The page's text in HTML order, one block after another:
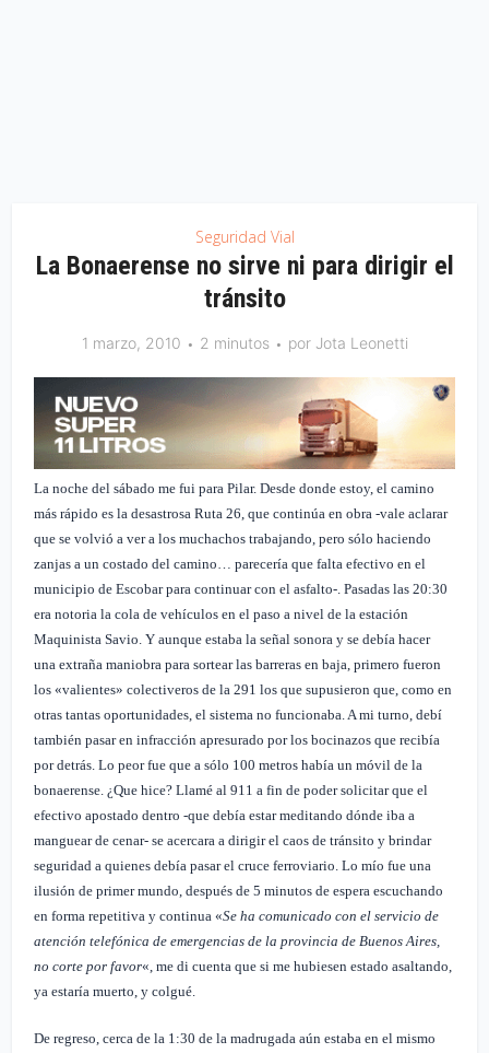
Seguridad Vial
La Bonaerense no sirve ni para dirigir el
tránsito
1 marzo, 2010 2 minutos por Jota Leonetti
La noche del sábado me fui para Pilar. Desde donde estoy, el camino
más rápido es la desastrosa Ruta 26, que continúa en obra -vale aclarar
que se volvió a ver a los muchachos trabajando, pero sólo haciendo
zanjas a un costado del camino… parecería que falta efectivo en el
municipio de Escobar para continuar con el asfalto-. Pasadas las 20:30
era notoria la cola de vehículos en el paso a nivel de la estación
Maquinista Savio. Y aunque estaba la señal sonora y se debía hacer
una extraña maniobra para sortear las barreras en baja, primero fueron
los «valientes» colectiveros de la 291 los que supusieron que, como en
otras tantas oportunidades, el sistema no funcionaba. A mi turno, debí
también pasar en infracción apresurado por los bocinazos que recibía
por detrás. Lo peor fue que a sólo 100 metros había un móvil de la
bonaerense. ¿Que hice? Llamé al 911 a fin de poder solicitar que el
efectivo apostado dentro -que debía estar meditando dónde iba a
manguear de cenar- se acercara a dirigir el caos de tránsito y brindar
seguridad a quienes debía pasar el cruce ferroviario. Lo mío fue una
ilusión de primer mundo, después de 5 minutos de espera escuchando
en forma repetitiva y continua «Se ha comunicado con el servicio de
atención telefónica de emergencias de la provincia de Buenos Aires,
no corte por favor«, me di cuenta que si me hubiesen estado asaltando,
ya estaría muerto, y colgué.
De regreso, cerca de la 1:30 de la madrugada aún estaba en el mismo